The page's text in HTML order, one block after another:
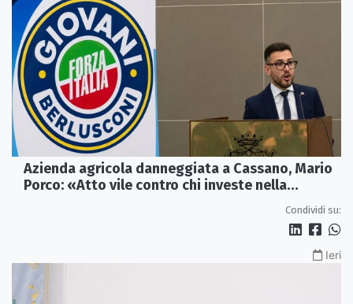
Azienda agricola danneggiata a Cassano, Mario
Porco: «Atto vile contro chi investe nella
Condividi su:
Ieri